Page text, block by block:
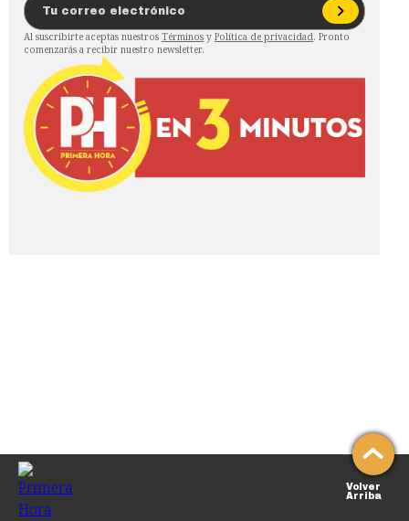
Al suscribirte aceptas nuestros Términos y Política de privacidad. Pronto
comenzarás a recibir nuestro newsletter.
Volver
Arriba